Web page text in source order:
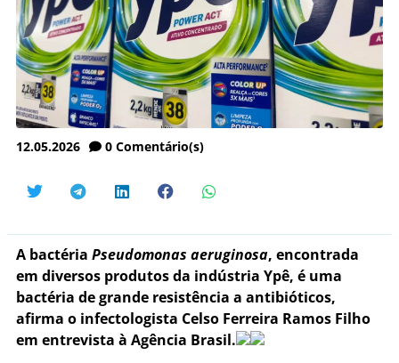
12.05.2026 0 Comentário(s)
A bactéria Pseudomonas aeruginosa, encontrada
em diversos produtos da indústria Ypê, é uma
bactéria de grande resistência a antibióticos,
afirma o infectologista Celso Ferreira Ramos Filho
em entrevista à Agência Brasil.